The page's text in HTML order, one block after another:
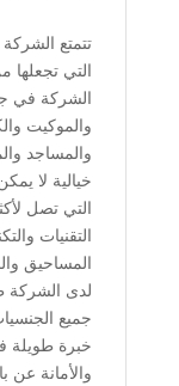
تتمتع الشركة
التي تجعلها
الشركة في
والموكيت
والمساجد
خيالية لا
التقنيات
المساحيق
لدى الشركة
جميع
خبرة طويلة
والأمانة